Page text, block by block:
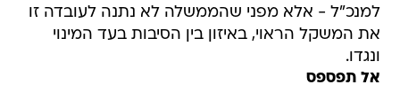
למנכ"ל - אלא מפני שהממשלה לא נתנה לעובדה זו
את המשקל הראוי, באיזון בין הסיבות בעד המינוי
ונגדו.
אל תפספס